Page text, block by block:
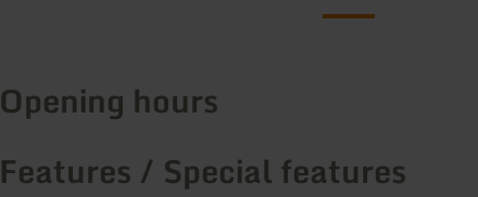
Opening hours
Features / Special features